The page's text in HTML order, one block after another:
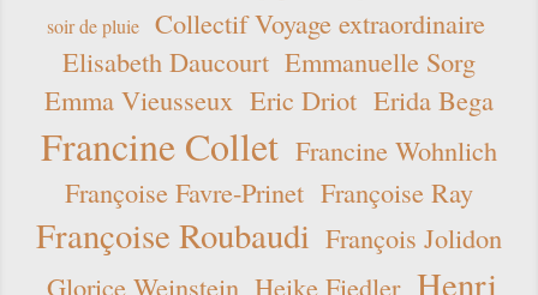
soir de pluie
Collectif Voyage extraordinaire
Elisabeth Daucourt Emmanuelle Sorg
Emma Vieusseux Eric Driot Erida Bega
Francine Collet Francine Wohnlich
Françoise Favre-Prinet Françoise Ray
Françoise Roubaudi François Jolidon
Glorice Weinstein Heike Fiedler Henri